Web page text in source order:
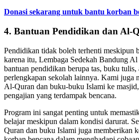
Donasi sekarang untuk bantu korban
4. Bantuan Pendidikan dan Al-
Pendidikan tidak boleh terhenti meskipun
karena itu, Lembaga Sedekah Bandung
bantuan pendidikan berupa tas, buku tulis,
perlengkapan sekolah lainnya. Kami juga
Al-Quran dan buku-buku Islami ke
pengajian yang terdampak bencana.
Program ini sangat penting untuk
belajar meskipun dalam kondisi darurat.
Quran dan buku Islami juga memberikan